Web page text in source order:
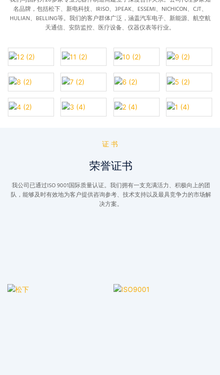
名品牌，包括松下、新电科技、IRISO、3PEAK、ESSEMI、NICHICON、CJT、
HULIAN、BELLING等。我们的客户群体广泛，涵盖汽车电子、新能源、航空航
天通信、安防监控、医疗设备、仪器仪表等行业。
证书
荣誉证书
我公司已通过ISO 9001国际质量认证。我们拥有一支充满活力、积极向上的团
队，能够及时有效地为客户提供咨询参考、技术支持以及最具竞争力的市场解
决方案。